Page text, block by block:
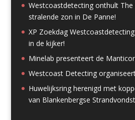
Westcoastdetecting onthult
stralende zon in De Panne!
XP Zoekdag
in de kijker!
Minelab presenteert de
Westcoast Detecting
Huwelijksring herenigd met
van Blankenbergse